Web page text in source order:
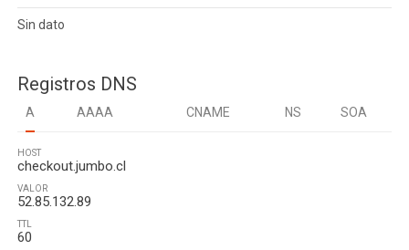
Sin dato
Registros DNS
A AAAA CNAME NS SOA
HOST
checkout.jumbo.cl
VALOR
52.85.132.89
TTL
60